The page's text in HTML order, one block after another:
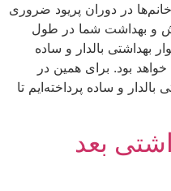
در دوران پریود ضروری
و بهداشت شما در طول
بهداشتی بالدار و ساده
بود. برای همین در
و ساده پرداخته‌ایم تا
بعد